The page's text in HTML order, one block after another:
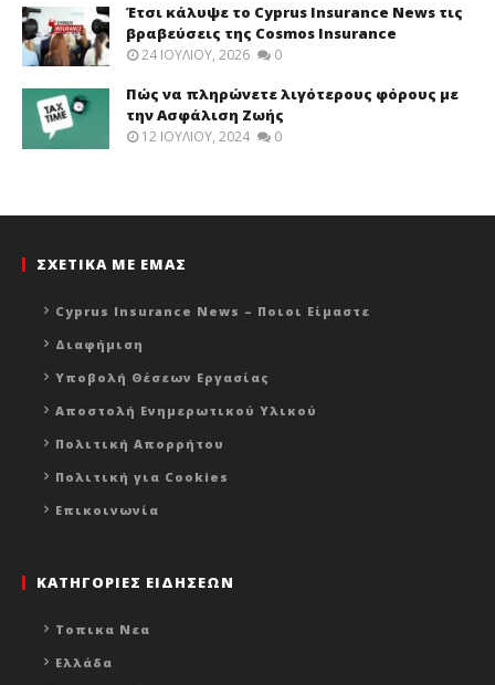
Έτσι κάλυψε το Cyprus Insurance News τις
βραβεύσεις της Cosmos Insurance
24 ΙΟΥΛΊΟΥ, 2026 0
Πώς να πληρώνετε λιγότερους φόρους με
την Ασφάλιση Ζωής
12 ΙΟΥΛΊΟΥ, 2024 0
ΣΧΕΤΙΚΑ ΜΕ ΕΜΑΣ
Cyprus Insurance News – Ποιοι Είμαστε
Διαφήμιση
Υποβολή Θέσεων Εργασίας
Αποστολή Ενημερωτικού Υλικού
Πολιτική Απορρήτου
Πολιτική για Cookies
Επικοινωνία
ΚΑΤΗΓΟΡΙΕΣ ΕΙΔΗΣΕΩΝ
Τοπικα Νεα
Ελλάδα